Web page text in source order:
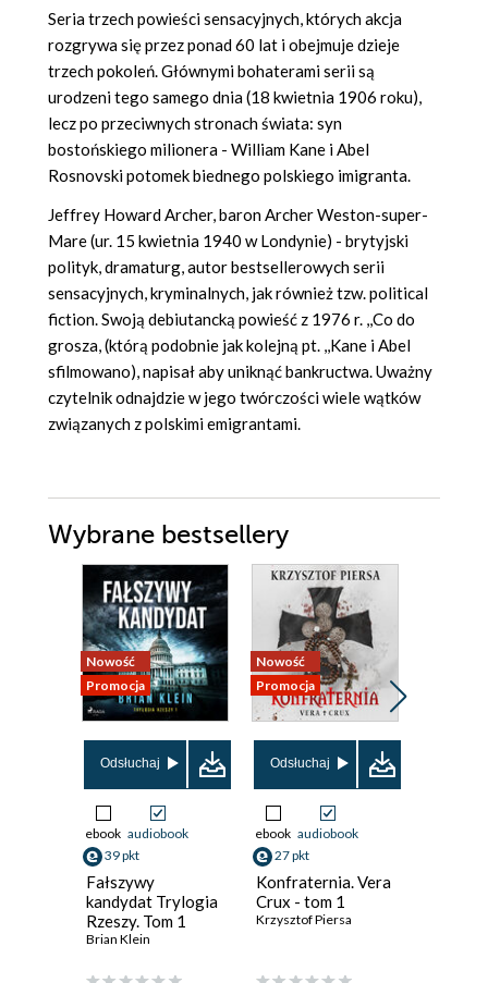
Seria trzech powieści sensacyjnych, których akcja
rozgrywa się przez ponad 60 lat i obejmuje dzieje
trzech pokoleń. Głównymi bohaterami serii są
urodzeni tego samego dnia (18 kwietnia 1906 roku),
lecz po przeciwnych stronach świata: syn
bostońskiego milionera - William Kane i Abel
Rosnovski potomek biednego polskiego imigranta.
Jeffrey Howard Archer, baron Archer Weston-super-
Mare (ur. 15 kwietnia 1940 w Londynie) - brytyjski
polityk, dramaturg, autor bestsellerowych serii
sensacyjnych, kryminalnych, jak również tzw. political
fiction. Swoją debiutancką powieść z 1976 r. ,,Co do
grosza, (którą podobnie jak kolejną pt. ,,Kane i Abel
sfilmowano), napisał aby uniknąć bankructwa. Uważny
czytelnik odnajdzie w jego twórczości wiele wątków
związanych z polskimi emigrantami.
Wybrane bestsellery
Nowość
Promocja
Odsłuchaj
ebook audiobook
39 pkt
Fałszywy
kandydat Trylogia
Rzeszy. Tom 1
Brian Klein
Nowość
Promocja
Odsłuchaj
ebook audiobook
27 pkt
Konfraternia. Vera
Crux - tom 1
Krzysztof Piersa